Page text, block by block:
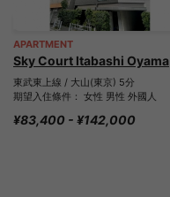
APARTMENT
Sky Court Itabashi Oyama
東武東上線 / 大山(東京) 5分
期望入住條件： 女性 男性 外國人
¥83,400 - ¥142,000